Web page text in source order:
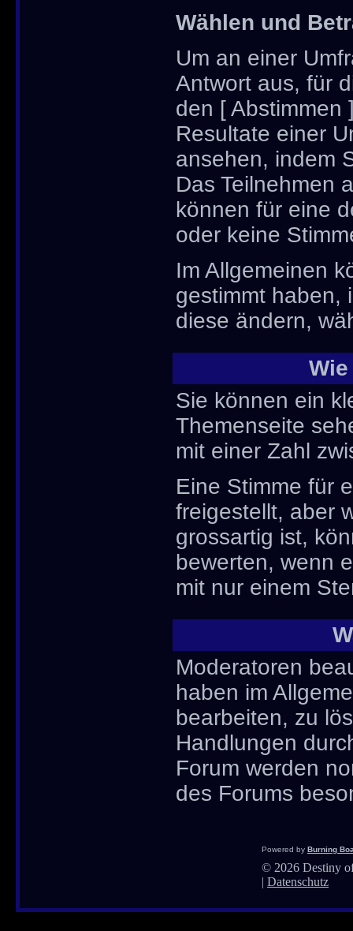
Wählen und
Um an einer
Antwort aus, für
den [ Abstimmen
Resultate einer
ansehen, indem
Das Teilnehmen
können für eine
oder keine
Im Allgemeinen
gestimmt haben,
diese ändern,
Sie können ein
Themenseite
mit einer Zahl
Eine Stimme für
freigestellt, aber
grossartig ist,
bewerten, wenn
mit nur einem
Moderatoren
haben im
bearbeiten, zu
Handlungen
Forum werden
des Forums
Powered by Burning
© 2026 Destiny
| Datenschutz